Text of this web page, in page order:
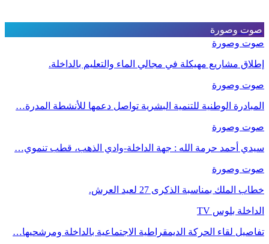
صوت وصورة
صوت وصورة
إطلاق مشاريع مهيكلة في مجالي الماء والتعليم بالداخلة.
صوت وصورة
المبادرة الوطنية للتنمية البشرية تواصل دعمها للأنشطة المدرة…
صوت وصورة
سيدي أحمد حرمة الله : جهة الداخلة-وادي الذهب، قطب تنموي…
صوت وصورة
خطاب الملك بمناسبة الذكرى 27 لعيد العرش.
الداخلة بلوس TV
تفاصيل لقاء الحركة الديمقراطية الاجتماعية بالداخلة ومرشحيها…